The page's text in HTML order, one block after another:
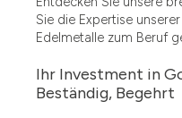
Sie die Expertise
Edelmetalle zum Beruf
Ihr Investment in
Beständig, Begehrt